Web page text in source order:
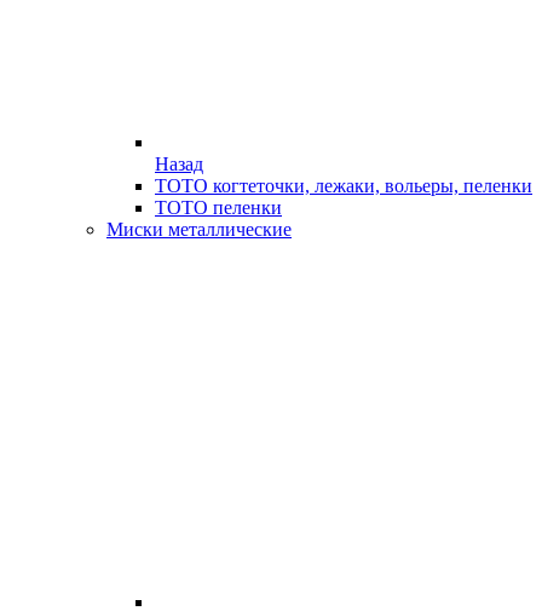
Назад
ТОТО когтеточки, лежаки, вольеры, пеленки
ТОТО пеленки
Миски металлические